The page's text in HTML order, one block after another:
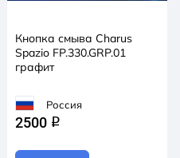
Кнопка смыва Charus
Spazio FP.330.GRP.01
графит
Россия
2500 q